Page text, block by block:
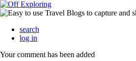
search
log in
Your comment has been added